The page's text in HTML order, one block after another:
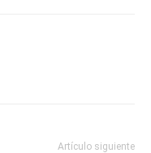
Artículo siguiente